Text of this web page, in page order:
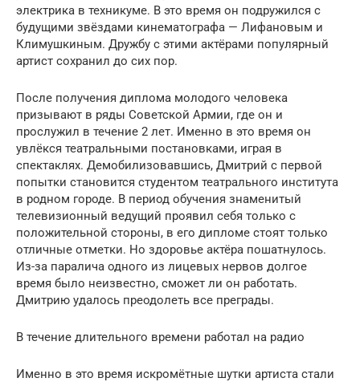
электрика в техникуме. В это время он подружился с
будущими звёздами кинематографа — Лифановым и
Климушкиным. Дружбу с этими актёрами популярный
артист сохранил до сих пор.
После получения диплома молодого человека
призывают в ряды Советской Армии, где он и
прослужил в течение 2 лет. Именно в это время он
увлёкся театральными постановками, играя в
спектаклях. Демобилизовавшись, Дмитрий с первой
попытки становится студентом театрального института
в родном городе. В период обучения знаменитый
телевизионный ведущий проявил себя только с
положительной стороны, в его дипломе стоят только
отличные отметки. Но здоровье актёра пошатнулось.
Из-за паралича одного из лицевых нервов долгое
время было неизвестно, сможет ли он работать.
Дмитрию удалось преодолеть все преграды.
В течение длительного времени работал на радио
Именно в это время искромётные шутки артиста стали